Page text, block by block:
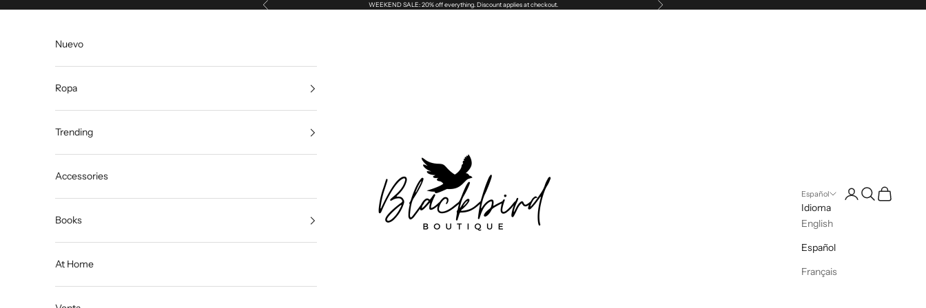
Ir al contenido Anterior WEEKEND SALE: 20% off everything. Discount applies at checkout. Siguiente
Blackbird Boutique
Español
Idioma
English
Español
Français
Iniciar sesión
Buscar
Cesta
Nuevo
Ropa
Trending
Accessories
Books
At Home